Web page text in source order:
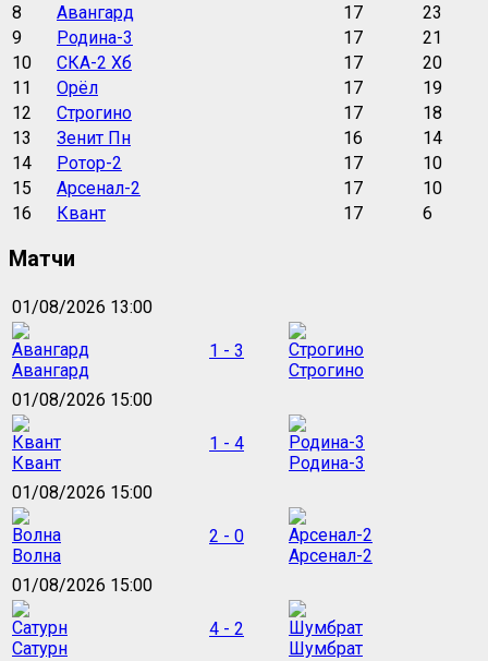
8
Авангард 17
23
9
Родина-3 17
21
10
СКА-2 Хб 17
20
11
Орёл 17
19
12
Строгино 17
18
13
Зенит Пн 16
14
14
Ротор-2 17
10
15
Арсенал-2 17
10
16
Квант 17 6
Матчи
01/08/2026 13:00
Авангард
1 - 3
Строгино
01/08/2026 15:00
Квант
1 - 4
Родина-3
01/08/2026 15:00
Волна
2 - 0
Арсенал-2
01/08/2026 15:00
Сатурн
4 - 2
Шумбрат